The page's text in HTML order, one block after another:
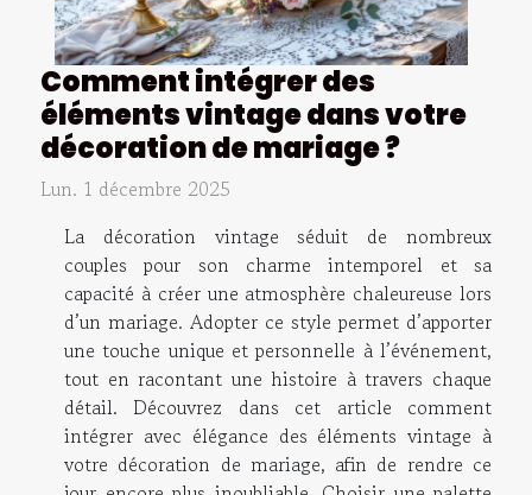
Comment intégrer des
éléments vintage dans votre
décoration de mariage ?
Lun. 1 décembre 2025
La décoration vintage séduit de nombreux
couples pour son charme intemporel et sa
capacité à créer une atmosphère chaleureuse lors
d’un mariage. Adopter ce style permet d’apporter
une touche unique et personnelle à l’événement,
tout en racontant une histoire à travers chaque
détail. Découvrez dans cet article comment
intégrer avec élégance des éléments vintage à
votre décoration de mariage, afin de rendre ce